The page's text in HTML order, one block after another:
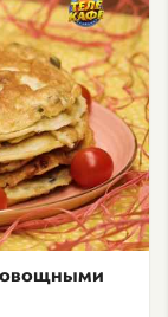
овощными